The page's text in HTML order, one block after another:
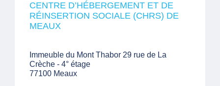
CENTRE D’HÉBERGEMENT ET DE
RÉINSERTION SOCIALE (CHRS) DE
MEAUX
Immeuble du Mont Thabor 29 rue de La
Crèche - 4° étage
77100 Meaux